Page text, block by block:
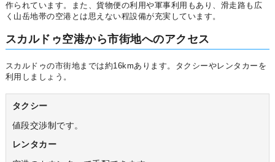
作られています。また、貨物便の利用や軍事利用もあり、滑走路も広
く山岳地帯の空港とは思えない程設備が充実しています。
スカルドゥ空港から市街地へのアクセス
スカルドゥの市街地までは約16kmあります。タクシーやレンタカーを
利用しましょう。
タクシー
値段交渉制です。
レンタカー